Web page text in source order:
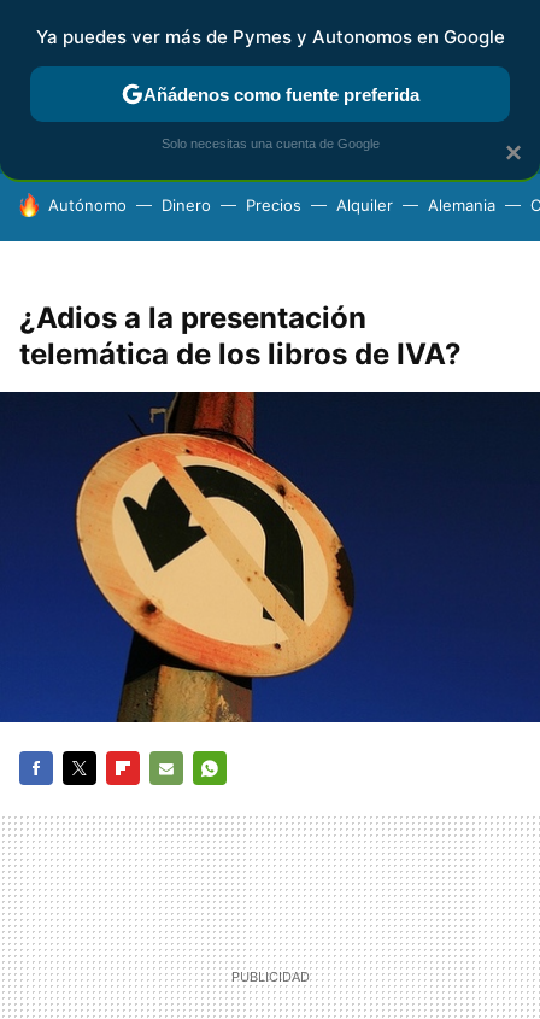
FISCALIDAD Y CONTABILIDAD KIT DIGITAL RENTA
HOY SE HABLA DE
Autónomo Dinero Precios Alquiler Alemania
¿Adios a la presentación
telemática de los libros de IVA?
MAIL
×
Ya puedes ver más de Pymes y Autonomos en Google
Añádenos como fuente preferida
Solo necesitas una cuenta de Google